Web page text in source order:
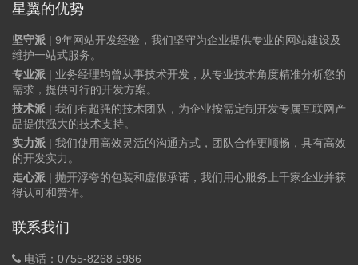
星翼的优势
坚守派 | 9年网站开发经验，我们坚守为企业提供专业的网站建设及
维护一站式服务。
专业派 | 业务经理均曾从事技术开发，从专业技术角度精准分析您的
需求，提供可行的开发方案。
技术派 | 我们有超强的技术团队，为企业按需定制开发专属互联网产
品提供强大的技术支持。
实力派 | 我们使用高效灵活的沟通方式，团队合作更顺畅，具有高效
的开发实力。
走心派 | 抛开浮夸的包装和虚假承诺，我们用心服务上千家企业并获
得认可和赞许。
联系我们
电话：0755-8268 5986